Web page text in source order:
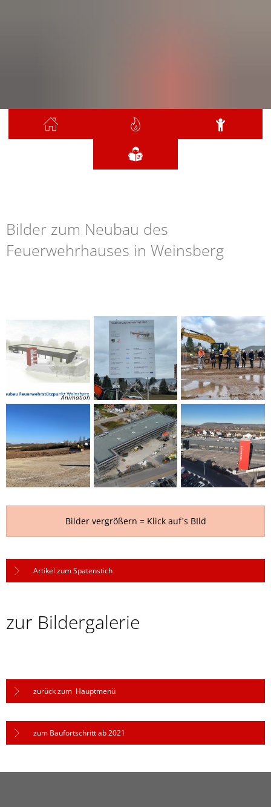
Neubau
Feuerwehrhaus
Bilder zum Neubau des
Feuerwehrhauses in Weinsberg
Animation
Bilder vergrößern = Klick auf´s BIld
Artikel zum Spatenstich
zur Bildergalerie
zurück zum Hauptmenü
zum Baufortschritt ab 2021